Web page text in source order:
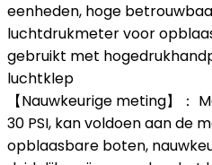
eenheden, hoge
luchtdrukmeter voor
gebruikt met
luchtklep
【Nauwkeurige meting】：
30 PSI, kan voldoen aan de
opblaasbare boten,